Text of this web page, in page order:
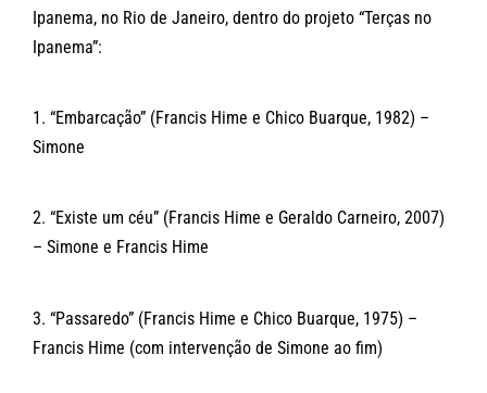
Ipanema, no Rio de Janeiro, dentro do projeto “Terças no
Ipanema”:
1. “Embarcação” (Francis Hime e Chico Buarque, 1982) –
Simone
2. “Existe um céu” (Francis Hime e Geraldo Carneiro, 2007)
– Simone e Francis Hime
3. “Passaredo” (Francis Hime e Chico Buarque, 1975) –
Francis Hime (com intervenção de Simone ao fim)